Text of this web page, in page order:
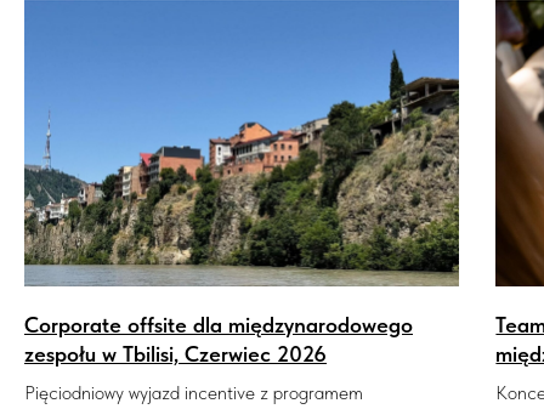
Corporate offsite dla międzynarodowego
zespołu w Tbilisi, Czerwiec 2026
Pięciodniowy wyjazd incentive z programem